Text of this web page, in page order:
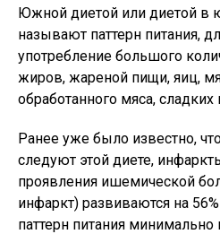
Южной диетой или диетой в
называют паттерн питания,
употребление большого
жиров, жареной пищи, яиц,
обработанного мяса, сладких
Ранее уже было известно,
следуют этой диете,
проявления ишемической
инфаркт) развиваются на
паттерн питания